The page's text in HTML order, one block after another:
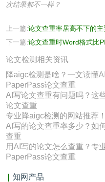
次结果都不一样？
上一篇:论文查重率居高不下的主
下一篇:论文查重时Word格式比
论文检测相关资讯
降aigc检测是啥？一文读懂
PaperPass论文查重
AI写论文查重有问题吗？这
论文查重
专业降aigc检测的网站推荐
AI写的论文查重率多少？如
查重
用AI写的论文怎么查重？专
PaperPass论文查重
知网产品